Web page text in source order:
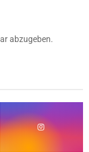
abzugeben.